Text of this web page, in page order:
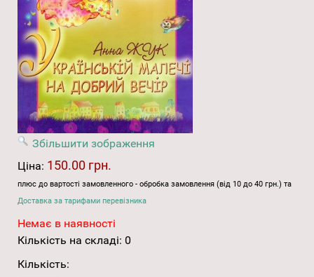
Збільшити зображення
Ціна: 150.00 грн.
плюс до вартості замовленного - обробка замовлення (від 10 до 40 грн.) та
Доставка за тарифами перевізника
Немає в наявності
Кількість на складі: 0
Кількість: